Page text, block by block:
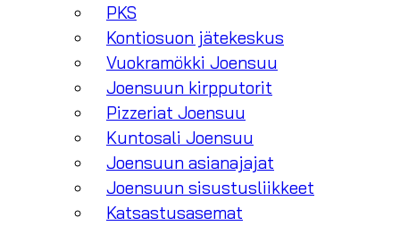
PKS
Kontiosuon jätekeskus
Vuokramökki Joensuu
Joensuun kirpputorit
Pizzeriat Joensuu
Kuntosali Joensuu
Joensuun asianajajat
Joensuun sisustusliikkeet
Katsastusasemat